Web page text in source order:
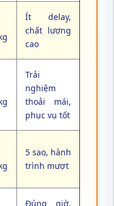
Ít delay,
chất lượng
cao
Trải
nghiệm
thoải mái,
phục vụ tốt
5 sao, hành
trình mượt
Đúng giờ,